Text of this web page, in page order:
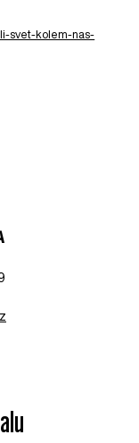
svet-kolem-nas-